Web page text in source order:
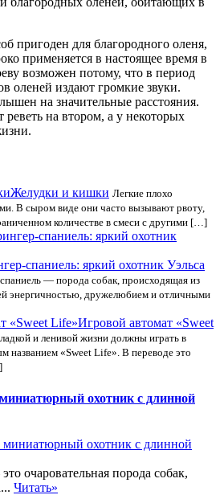
пригоден для благородного оленя,
применяется в настоящее время в
возможен потому, что в период
оленей издают громкие звуки.
на значительные расстояния.
на втором, а у некоторых
Желудки и кишки Легкие плохо
В сыром виде они часто вызывают рвоту,
количестве в смеси с другими […]
спаниель: яркий охотник Уэльса
— порода собак, происходящая из
энергичностью, дружелюбием и отличными
Игровой автомат «Sweet
и ленивой жизни должны играть в
названием «Sweet Life». В переводе это
охотник с длинной
очаровательная порода собак,
Читать»